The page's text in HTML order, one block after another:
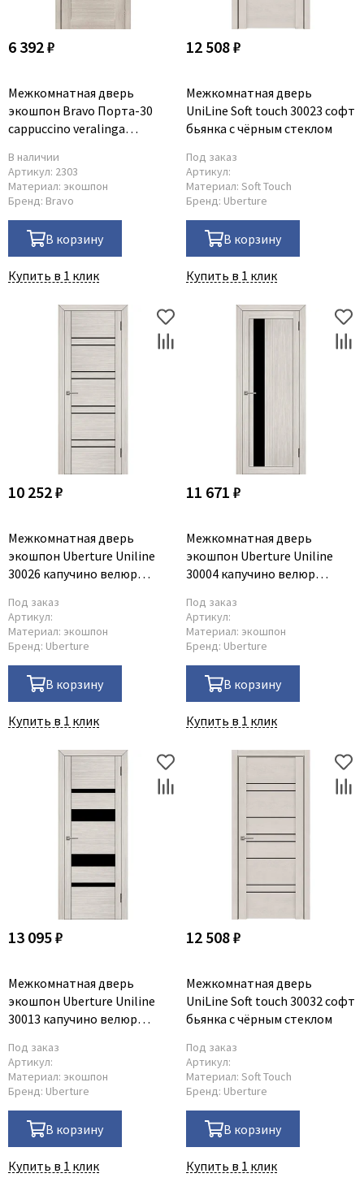
6 392 ₽
Межкомнатная дверь
экошпон Bravo Порта-30
cappuccino veralinga
В наличии
Артикул: 2303
Материал: экошпон
Бренд: Bravo
В корзину
Купить в 1 клик
12 508 ₽
Межкомнатная дверь
UniLine Soft touch 30023 софт
бьянка с чёрным стеклом
Под заказ
Артикул:
Материал: Soft Touch
Бренд: Uberture
В корзину
Купить в 1 клик
10 252 ₽
Межкомнатная дверь
экошпон Uberture Uniline
30026 капучино велюр
Под заказ
Артикул:
Материал: экошпон
Бренд: Uberture
В корзину
Купить в 1 клик
11 671 ₽
Межкомнатная дверь
экошпон Uberture Uniline
30004 капучино велюр
Под заказ
Артикул:
Материал: экошпон
Бренд: Uberture
В корзину
Купить в 1 клик
13 095 ₽
Межкомнатная дверь
экошпон Uberture Uniline
30013 капучино велюр
Под заказ
Артикул:
Материал: экошпон
Бренд: Uberture
В корзину
Купить в 1 клик
12 508 ₽
Межкомнатная дверь
UniLine Soft touch 30032 софт
бьянка с чёрным стеклом
Под заказ
Артикул:
Материал: Soft Touch
Бренд: Uberture
В корзину
Купить в 1 клик